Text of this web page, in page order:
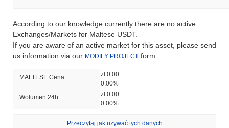
According to our knowledge currently there are no active
Exchanges/Markets for Maltese USDT.
If you are aware of an active market for this asset, please send
us information via our MODIFY PROJECT form.
MALTESE Cena
zł 0.00
0.00%
Wolumen 24h
zł 0.00
0.00%
Przeczytaj jak używać tych danych